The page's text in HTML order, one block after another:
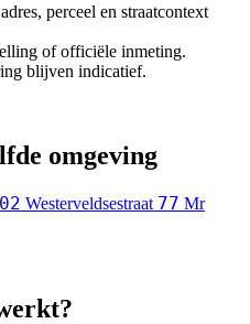
perceel en straatcontext
of officiële inmeting.
blijven indicatief.
omgeving
Westerveldsestraat 77 Mr